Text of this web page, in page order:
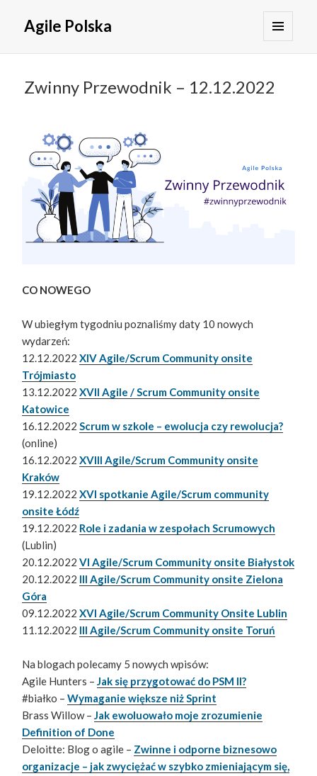
Agile Polska
WIDGETY
Zwinny Przewodnik – 12.12.2022
CO NOWEGO
W ubiegłym tygodniu poznaliśmy daty 10 nowych
wydarzeń:
12.12.2022XIV Agile/Scrum Community onsite
Trójmiasto
13.12.2022XVII Agile / Scrum Community onsite
Katowice
16.12.2022Scrum w szkole – ewolucja czy rewolucja?
(online)
16.12.2022XVIII Agile/Scrum Community onsite
Kraków
19.12.2022XVI spotkanie Agile/Scrum community
onsite Łódź
19.12.2022 Role i zadania w zespołach Scrumowych
(Lublin)
20.12.2022VI Agile/Scrum Community onsite Białystok
20.12.2022 III Agile/Scrum Community onsite Zielona
Góra
09.12.2022XVI Agile/Scrum Community Onsite Lublin
11.12.2022 III Agile/Scrum Community onsite Toruń
Na blogach polecamy 5 nowych wpisów:
Agile Hunters –Jak się przygotować do PSM II?
#białko –Wymaganie większe niż Sprint
Brass Willow –Jak ewoluowało moje zrozumienie
Definition of Done
Deloitte: Blog o agile – Zwinne i odporne biznesowo
organizacje – jak zwyciężać w szybko zmieniającym się,